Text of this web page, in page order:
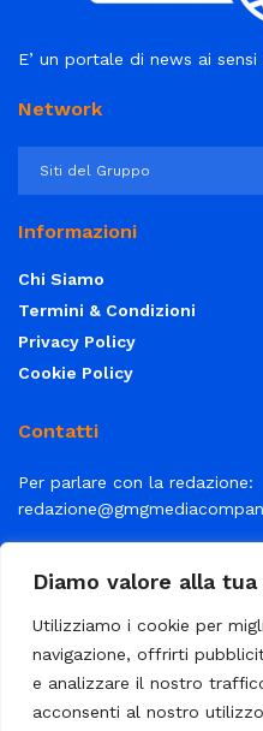
Diamo valore alla
Utilizziamo i cookie per
navigazione, offrirti
e analizzare il nostro
acconsenti al nostro
E’ un portale di news ai
Network
Informazioni
Chi Siamo
Termini & Condizioni
Privacy Policy
Cookie Policy
Contatti
Per parlare con la redazione: